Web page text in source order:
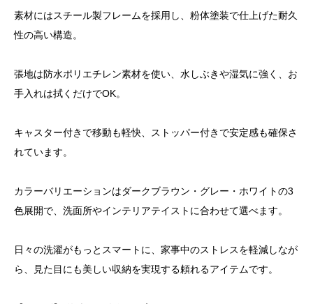
素材にはスチール製フレームを採用し、粉体塗装で仕上げた耐久
性の高い構造。
張地は防水ポリエチレン素材を使い、水しぶきや湿気に強く、お
手入れは拭くだけでOK。
キャスター付きで移動も軽快、ストッパー付きで安定感も確保さ
れています。
カラーバリエーションはダークブラウン・グレー・ホワイトの3
色展開で、洗面所やインテリアテイストに合わせて選べます。
日々の洗濯がもっとスマートに、家事中のストレスを軽減しなが
ら、見た目にも美しい収納を実現する頼れるアイテムです。